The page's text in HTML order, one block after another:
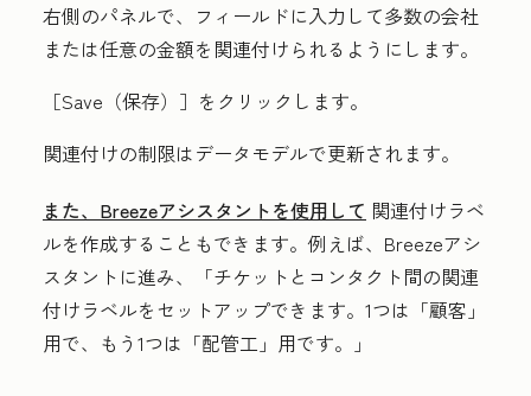
右側のパネルで、フィールドに入力して多数の会社
または任意の金額を関連付けられるようにします。
［Save（保存）］ をクリックします。
関連付けの制限はデータモデルで更新されます。
また、Breezeアシスタントを使用して 関連付けラベ
ルを作成することもできます。例えば、Breezeアシ
スタントに進み、「チケットとコンタクト間の関連
付けラベルをセットアップできます。1つは「顧客」
用で、もう1つは「配管工」用です。」